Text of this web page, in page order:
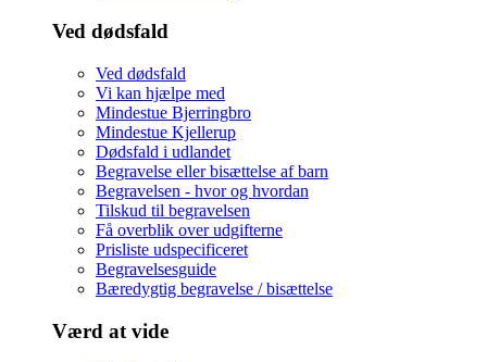
Ved dødsfald
Ved dødsfald
Vi kan hjælpe med
Mindestue Bjerringbro
Mindestue Kjellerup
Dødsfald i udlandet
Begravelse eller bisættelse af barn
Begravelsen - hvor og hvordan
Tilskud til begravelsen
Få overblik over udgifterne
Prisliste udspecificeret
Begravelsesguide
Bæredygtig begravelse / bisættelse
Værd at vide